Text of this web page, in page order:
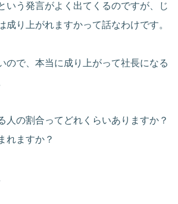
いう発言がよく出てくるのですが、じ
成り上がれますかって話なわけです。
ので、本当に成り上がって社長になる
人の割合ってどれくらいありますか？
れますか？